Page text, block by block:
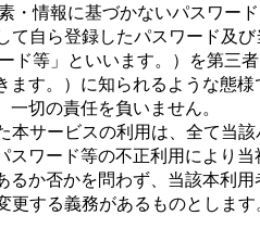
・情報に基づかないパスワード
⾃ら登録したパスワード及
ド等」といいます。）を第三
す。）に知られるような態
切の責任を負いません。
本サービスの利⽤は、全て当
スワード等の不正利⽤により
か否かを問わず、当該本利⽤
更する義務があるものとしま